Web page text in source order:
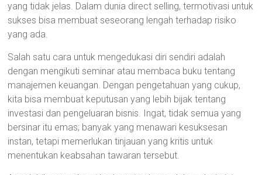
yang tidak jelas. Dalam dunia direct selling, termotivasi untuk
sukses bisa membuat seseorang lengah terhadap risiko
yang ada.
Salah satu cara untuk mengedukasi diri sendiri adalah
dengan mengikuti seminar atau membaca buku tentang
manajemen keuangan. Dengan pengetahuan yang cukup,
kita bisa membuat keputusan yang lebih bijak tentang
investasi dan pengeluaran bisnis. Ingat, tidak semua yang
bersinar itu emas; banyak yang menawari kesuksesan
instan, tetapi memerlukan tinjauan yang kritis untuk
menentukan keabsahan tawaran tersebut.